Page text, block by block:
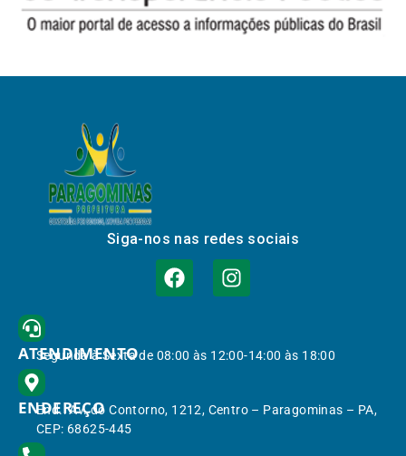
Siga-nos nas redes sociais
ATENDIMENTO
Segunda à Sexta de 08:00 às 12:00-14:00 às 18:00
ENDEREÇO
End.: Av. do Contorno, 1212, Centro – Paragominas – PA,
CEP: 68625-445